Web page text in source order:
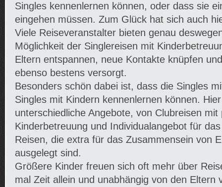
Singles kennenlernen können, oder dass sie
eingehen müssen. Zum Glück hat sich auch
Viele Reiseveranstalter bieten genau
Möglichkeit der Singlereisen mit
Eltern entspannen, neue Kontakte knüpfen
ebenso bestens versorgt.
Besonders schön dabei ist, dass die Singles
Singles mit Kindern kennenlernen können.
unterschiedliche Angebote, von Clubreisen mit
Kinderbetreuung und Individualangebot für
Reisen, die extra für das Zusammensein von
ausgelegt sind.
Größere Kinder freuen sich oft mehr über
mal Zeit allein und unabhängig von den Eltern